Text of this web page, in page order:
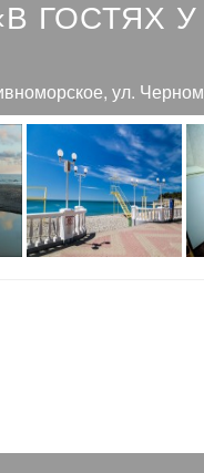
ГОСТЯХ У
ул.